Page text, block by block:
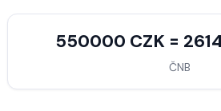
550000 CZK =
ČNB